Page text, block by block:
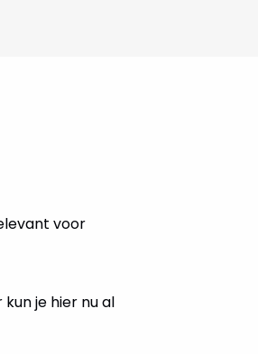
voor
je hier nu al